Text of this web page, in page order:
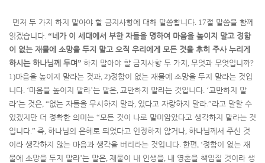
먼저 두 가지 하지 말아야 할 금지사항에 대해 말씀합니다. 17절 말씀을 함께
읽겠습니다. “네가 이 세대에서 부한 자들을 명하여 마음을 높이지 말고 정함
이 없는 재물에 소망을 두지 말고 오직 우리에게 모든 것을 후히 주사 누리게
하시는 하나님께 두며” 하지 말아야 할 금지사항 두 가지 , 무엇과 무엇입니까?
1)마음을 높이지 말라는 것과, 2)정함이 없는 재물에 소망을 두지 말라는 것입
니다. ‘마음을 높이지 말라’는 말은, 교만하지 말라는 것입니다. ‘교만하지 말
라’는 것은, “없는 자들을 무시하지 말라, 있다고 자랑하지 말라.”라고 말할 수
있겠지만 더 정확한 의미는 “모든 것이 나로 말미암았다고 생각하지 말라는 것
입니다.” 즉, 하나님의 은혜로 되었다고 인정하지 않거나, 하나님께서 주신 것
이라 생각하지 않는 마음과 생각을 버리라는 것입니다. 한편, ‘정함이 없는 재
물에 소망을 두지 말라’는 말은, 재물이 내 인생을, 내 영혼을 책임질 것이라 생